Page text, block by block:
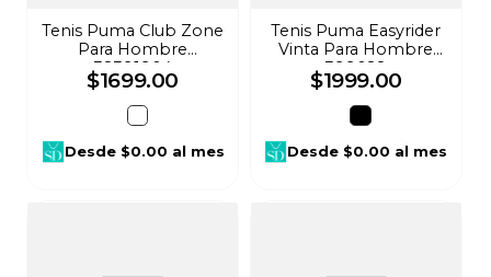
Tenis Puma Club Zone
Para Hombre
38391904
$1699.00
Desde$0.00 al mes
Tenis Puma Easyrider
Vinta Para Hombre
399028
$1999.00
Desde $0.00 al mes